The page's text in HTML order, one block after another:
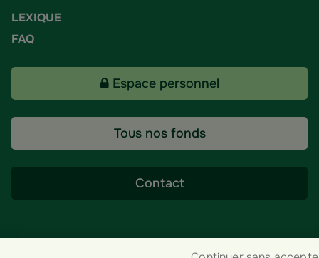
LEXIQUE
FAQ
Espace personnel
Tous nos fonds
Contact